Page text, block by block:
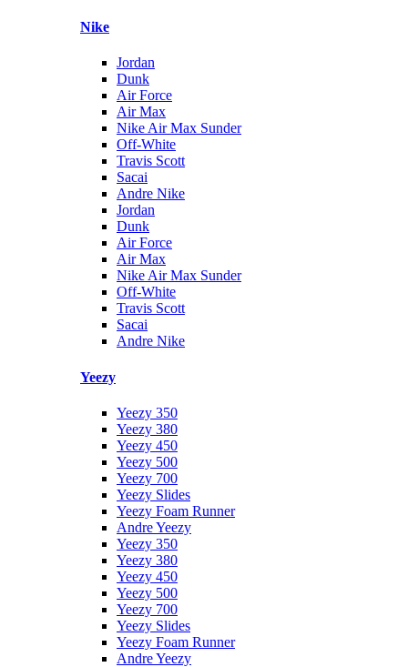
Nike
Jordan
Dunk
Air Force
Air Max
Nike Air Max Sunder
Off-White
Travis Scott
Sacai
Andre Nike
Jordan
Dunk
Air Force
Air Max
Nike Air Max Sunder
Off-White
Travis Scott
Sacai
Andre Nike
Yeezy
Yeezy 350
Yeezy 380
Yeezy 450
Yeezy 500
Yeezy 700
Yeezy Slides
Yeezy Foam Runner
Andre Yeezy
Yeezy 350
Yeezy 380
Yeezy 450
Yeezy 500
Yeezy 700
Yeezy Slides
Yeezy Foam Runner
Andre Yeezy